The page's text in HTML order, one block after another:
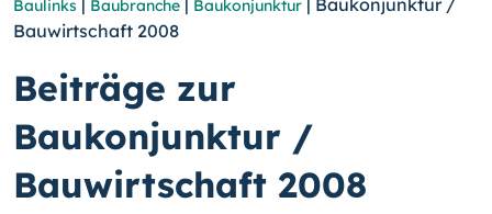
Baulinks | Baubranche | Baukonjunktur | Baukonjunktur /
Bauwirtschaft 2008
Beiträge zur
Baukonjunktur /
Bauwirtschaft 2008